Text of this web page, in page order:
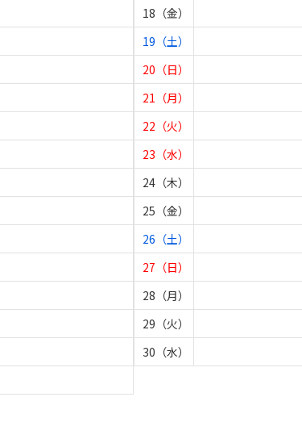
18（金）
19（土）
20（日）
21（月）
22（火）
23（水）
24（木）
25（金）
26（土）
27（日）
28（月）
29（火）
30（水）